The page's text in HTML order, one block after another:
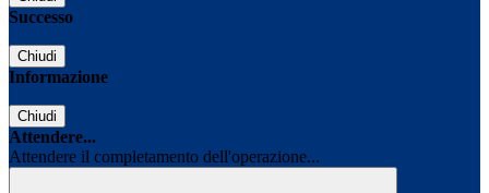
Successo
Chiudi
Informazione
Chiudi
Attendere...
Attendere il completamento dell'operazione...